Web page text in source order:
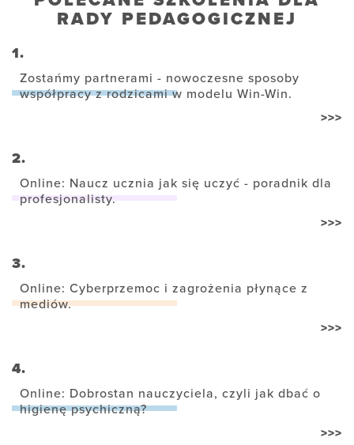
RADY PEDAGOGICZNEJ
1.
Zostańmy partnerami - nowoczesne sposoby
współpracy z rodzicami w modelu Win-Win.
>>>
2.
Online: Naucz ucznia jak się uczyć - poradnik dla
profesjonalisty.
>>>
3.
Online: Cyberprzemoc i zagrożenia płynące z
mediów.
>>>
4.
Online: Dobrostan nauczyciela, czyli jak dbać o
higienę psychiczną?
>>>